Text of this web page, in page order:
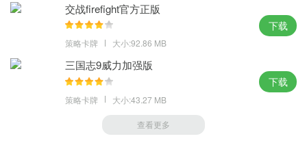
交战firefight官方正版
策略卡牌 大小:92.86 MB
下载
三国志9威力加强版
策略卡牌 大小:43.27 MB
下载
查看更多